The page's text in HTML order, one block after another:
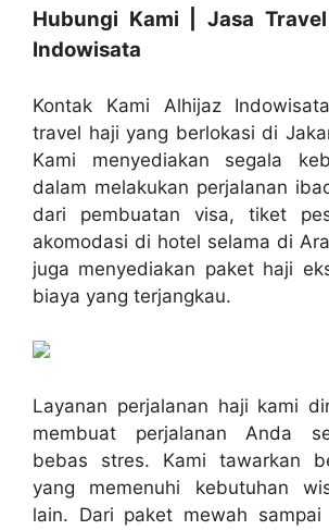
Hubungi Kami | Jasa
Indowisata
Kontak Kami Alhijaz
travel haji yang berlokasi di
Kami menyediakan segala
dalam melakukan perjalanan
dari pembuatan visa, tiket
akomodasi di hotel selama di
juga menyediakan paket haji
biaya yang terjangkau.
Layanan perjalanan haji kami
membuat perjalanan Anda
bebas stres. Kami tawarkan
yang memenuhi kebutuhan
lain. Dari paket mewah sampai